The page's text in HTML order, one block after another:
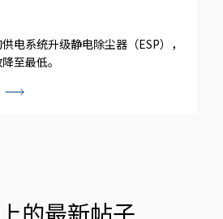
电系统升级静电除尘器（ESP），
至最低。